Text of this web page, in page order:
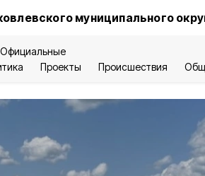
муниципального
Официальные
Проекты Происшествия